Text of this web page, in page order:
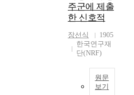
주군에 제출
한 신호적
장선식
1905
한국연구재
단(NRF)
원문
보기